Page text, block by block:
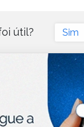
útil? Sim